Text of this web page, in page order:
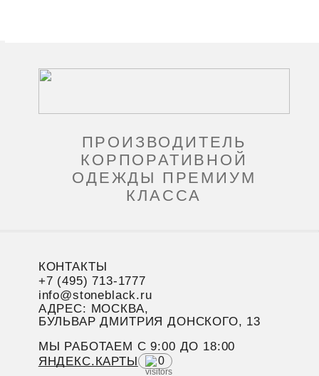
ПРОИЗВОДИТЕЛЬ
КОРПОРАТИВНОЙ
ОДЕЖДЫ ПРЕМИУМ
КЛАССА
КОНТАКТЫ
+7 (495) 713-1777
info@stoneblack.ru
АДРЕС: МОСКВА,
БУЛЬВАР ДМИТРИЯ ДОНСКОГО, 13
МЫ РАБОТАЕМ C 9:00 ДО 18:00
ЯНДЕКС.КАРТЫ
0